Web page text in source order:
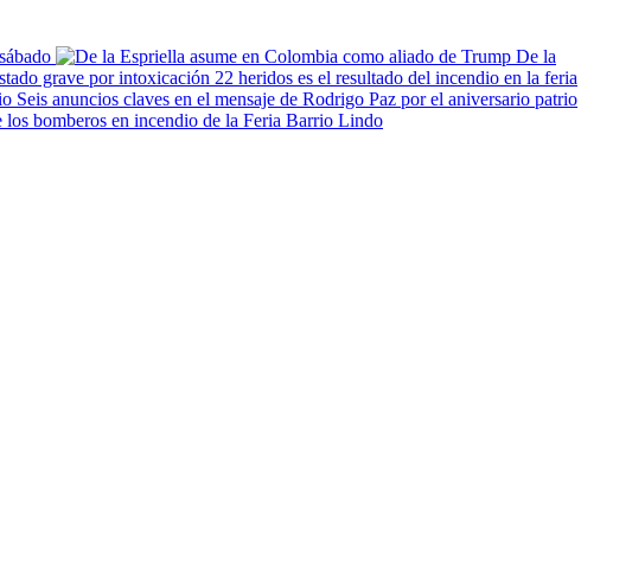
De la
22 heridos es el resultado del incendio en la feria
Seis anuncios claves en el mensaje de Rodrigo Paz por el aniversario patrio
los bomberos en incendio de la Feria Barrio Lindo